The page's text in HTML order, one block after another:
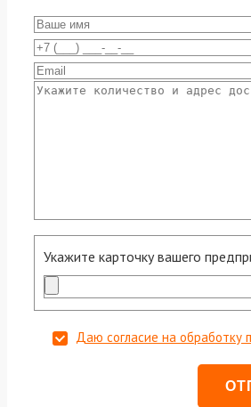
Укажите карточку вашего
Даю согласие на обработку